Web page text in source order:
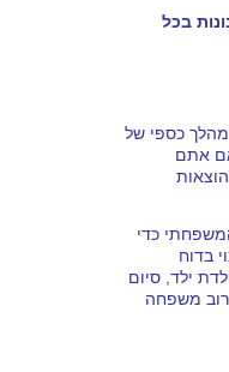
בכל
כספי של
אתם
כדי
בדוח
ילד, סיום
משפחה